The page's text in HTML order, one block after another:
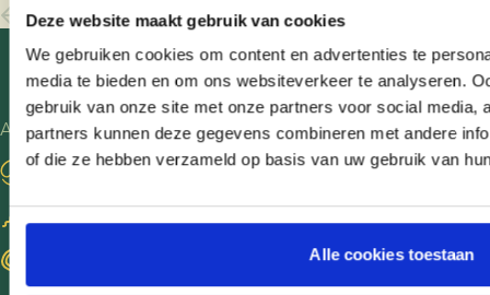
Deze website maakt gebruik van cookies
We gebruiken cookies om content en advertenties te
media te bieden en om ons websiteverkeer te analyseren.
gebruik van onze site met onze partners voor social media,
partners kunnen deze gegevens combineren met andere
of die ze hebben verzameld op basis van uw gebruik van
Alle cookies toestaan
donorverwekt
is. Maar
er zijn
verschillende
ethische
aspecten
je
rekening
houden.
vervullen.
Andere sites
Bezoek onze blog